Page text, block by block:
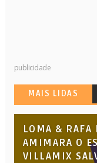
publicidade
MAIS LIDAS
LOMA & RAFA
AMIMARA O
VILLAMIX